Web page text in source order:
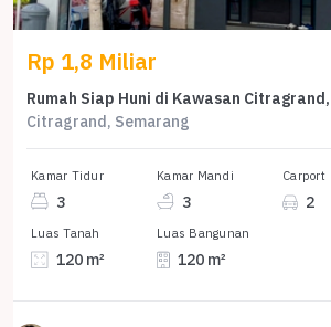
Rp 1,8 Miliar
Citragrand, Semarang
Kamar Tidur
3
Kamar Mandi
3
Carport
2
Luas Tanah
120 m²
Luas Bangunan
120 m²